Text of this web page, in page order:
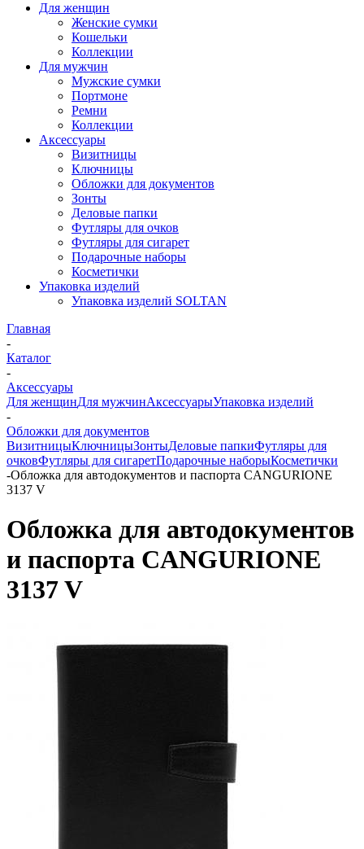
Для женщин
Женские сумки
Кошельки
Коллекции
Для мужчин
Мужские сумки
Портмоне
Ремни
Коллекции
Аксессуары
Визитницы
Ключницы
Обложки для документов
Зонты
Деловые папки
Футляры для очков
Футляры для сигарет
Подарочные наборы
Косметички
Упаковка изделий
Упаковка изделий SOLTAN
Главная
-
Каталог
-
Аксессуары
Для женщинДля мужчинАксессуарыУпаковка изделий
-
Обложки для документов
ВизитницыКлючницыЗонтыДеловые папкиФутляры для
очковФутляры для сигаретПодарочные наборыКосметички
-Обложка для автодокументов и паспорта CANGURIONE
3137 V
Обложка для автодокументов
и паспорта CANGURIONE
3137 V